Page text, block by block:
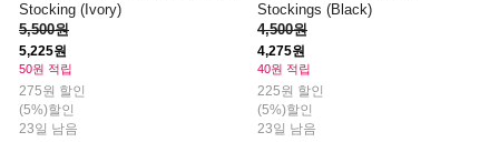
Stocking (Ivory)
5,500원
5,225원
50원 적립
275원 할인
(5%)할인
23일 남음
Stockings (Black)
4,500원
4,275원
40원 적립
225원 할인
(5%)할인
23일 남음